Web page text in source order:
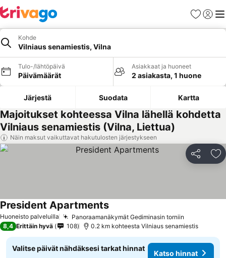
Suosikit
Kohde
Vilniaus senamiestis, Vilna
Tulo-/lähtöpäivä
Päivämäärät
Asiakkaat ja huoneet
2 asiakasta, 1 huone
Järjestä Suodata Kartta
Majoitukset kohteessa Vilna lähellä kohdetta
Vilniaus senamiestis (Vilna, Liettua)
Näin maksut vaikuttavat hakutulosten järjestykseen
Jaa
Huoneisto palveluilla Panoraamanäkymät Gediminasin torniin
President ApartmentsKatso hinnat
8,4 Erittäin hyvä 108 0.2 km kohteesta Vilniaus senamiestis
Valitse päivät nähdäksesi tarkat hinnat
Katso hinnat